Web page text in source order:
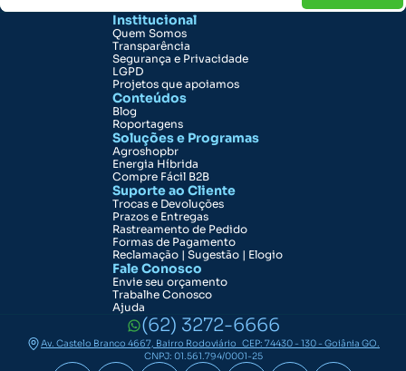
Institucional
Quem Somos
Transparência
Segurança e Privacidade
LGPD
Projetos que apoiamos
Conteúdos
Blog
Roportagens
Soluções e Programas
Agroshopbr
Energia Híbrida
Compre Fácil B2B
Suporte ao Cliente
Trocas e Devoluções
Prazos e Entregas
Rastreamento de Pedido
Formas de Pagamento
Reclamação | Sugestão | Elogio
Fale Conosco
Envie seu orçamento
Trabalhe Conosco
Ajuda
(62) 3272-6666
Av. Castelo Branco 4667, Bairro Rodoviário CEP: 74430 - 130 - Goiânia GO.
CNPJ: 01.561.794/0001-25